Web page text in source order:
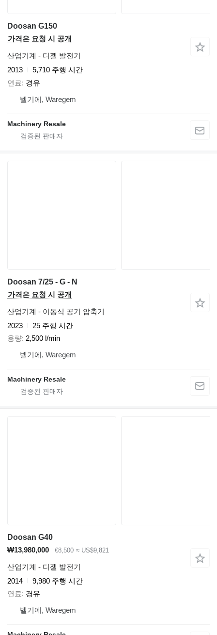
Doosan G150
가격은 요청 시 공개
산업기계 - 디젤 발전기
2013
5,710 주행 시간
연료
경유
벨기에, Waregem
Machinery Resale
Doosan 7/25 - G - N
가격은 요청 시 공개
산업기계 - 이동식 공기 압축기
2023
25 주행 시간
용량 2,500 l/min
벨기에, Waregem
Machinery Resale
Doosan G40
₩13,980,000
€8,500 ≈ US$9,821
산업기계 - 디젤 발전기
2014
9,980 주행 시간
연료 경유
벨기에, Waregem